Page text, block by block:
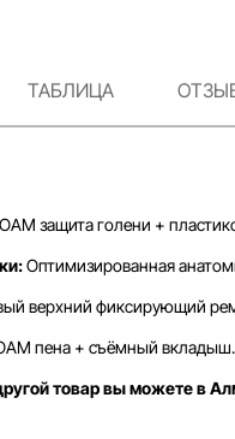
ТАБЛИЦА
защита голени +
Оптимизированная
верхний фиксирующий
пена + съёмный вкладыш.
товар вы можете в